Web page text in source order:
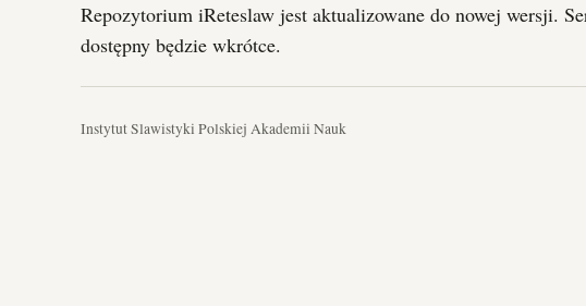
Repozytorium iReteslaw jest aktualizowane do nowej wersji.
dostępny będzie wkrótce.
Instytut Slawistyki Polskiej Akademii Nauk